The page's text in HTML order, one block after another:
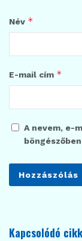
Név *
E-mail cím *
A nevem, e-
Kapcsolódó